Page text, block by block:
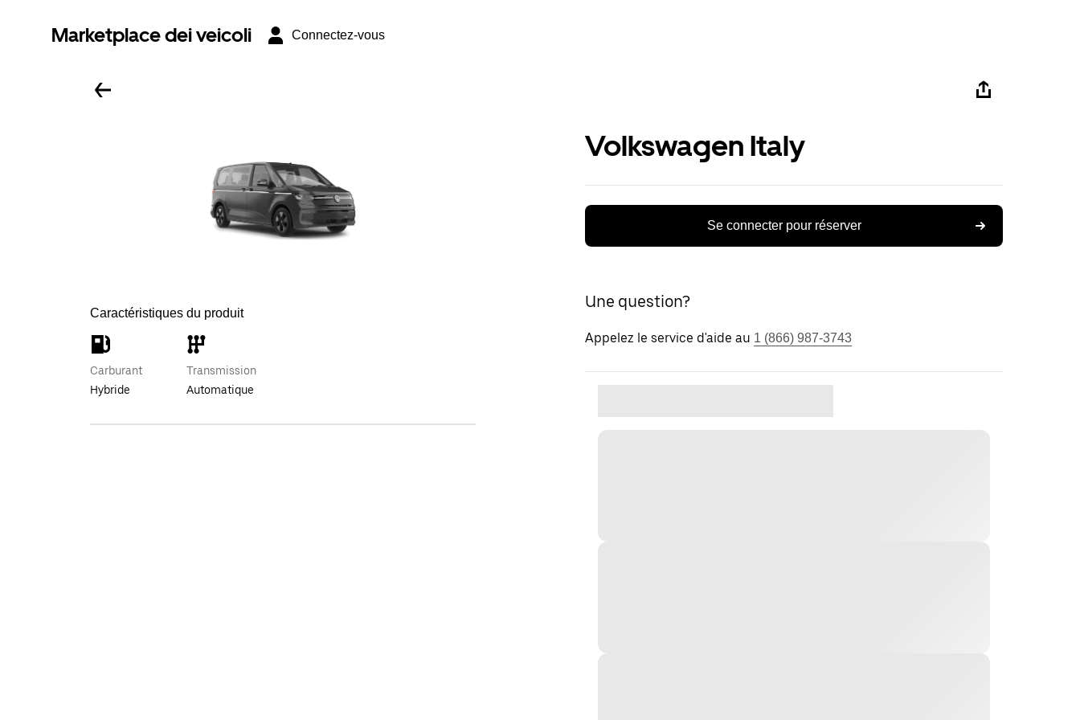
Marketplace dei veicoli Connectez-vous
Caractéristiques du produit
Carburant
Hybride
Transmission
Automatique
Volkswagen Italy
Se connecter pour réserver
Une question?
Appelez le service d'aide au 1 (866) 987-3743